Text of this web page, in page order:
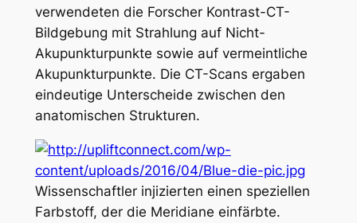
verwendeten die Forscher Kontrast-CT-
Bildgebung mit Strahlung auf Nicht-
Akupunkturpunkte sowie auf vermeintliche
Akupunkturpunkte. Die CT-Scans ergaben
eindeutige Unterscheide zwischen den
anatomischen Strukturen.
Wissenschaftler injizierten einen speziellen
Farbstoff, der die Meridiane einfärbte.